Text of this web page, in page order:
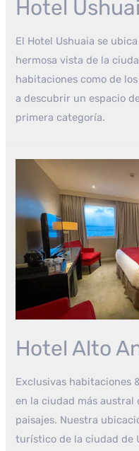
Hotel
El Hotel Ushuaia se
hermosa vista de la
habitaciones como de
a descubrir un espacio
primera categoría.
Hotel Alto
Exclusivas habitaciones
en la ciudad más
paisajes. Nuestra
turístico de la ciudad de